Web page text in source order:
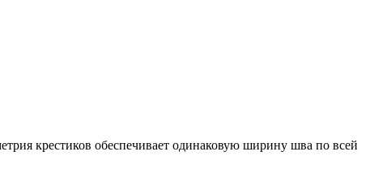
крестиков обеспечивает одинаковую ширину шва по всей